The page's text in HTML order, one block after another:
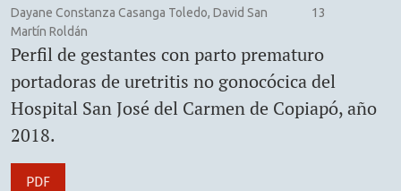
Dayane Constanza Casanga Toledo, David San
Martín Roldán
13
Perfil de gestantes con parto prematuro
portadoras de uretritis no gonocócica del
Hospital San José del Carmen de Copiapó, año
2018.
PDF